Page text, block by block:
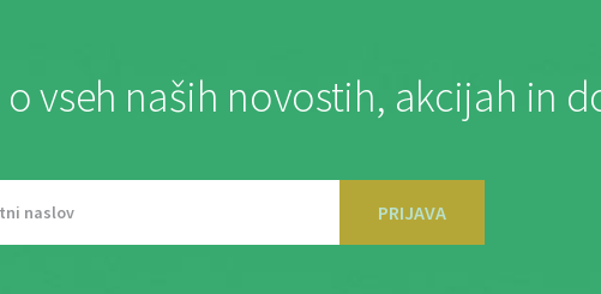
o vseh naših novostih, akcijah in
PRIJAVA